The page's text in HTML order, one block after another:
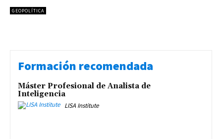
GEOPOLÍTICA
Formación recomendada
Máster Profesional de Analista de
Inteligencia
LISA Institute